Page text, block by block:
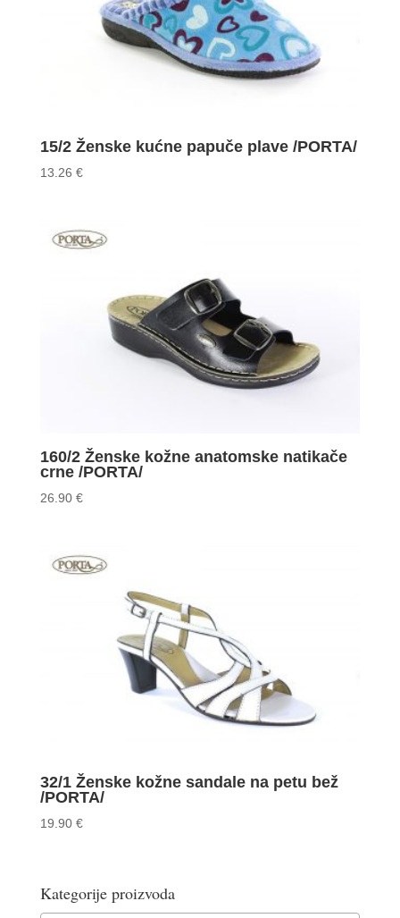
15/2 Ženske kućne papuče plave /PORTA/
13.26 €
160/2 Ženske kožne anatomske natikače
crne /PORTA/
26.90 €
32/1 Ženske kožne sandale na petu bež
/PORTA/
19.90 €
Kategorije proizvoda